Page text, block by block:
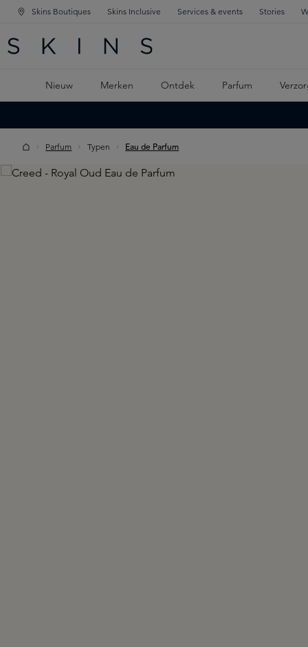
NAVIGATIE
DE HOOFDINHOUD
Skins Boutiques Skins Inclusive Services & events Stories
Nieuw Merken Ontdek Parfum
Parfum Typen Eau de Parfum
Skip image gallery